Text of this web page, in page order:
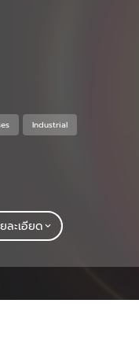
Industrial
ละเอียด